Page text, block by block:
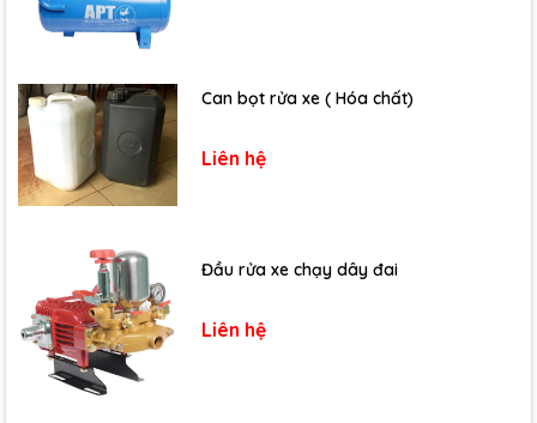
Can bọt rửa xe ( Hóa chất)
Liên hệ
Đầu rửa xe chạy dây đai
Liên hệ